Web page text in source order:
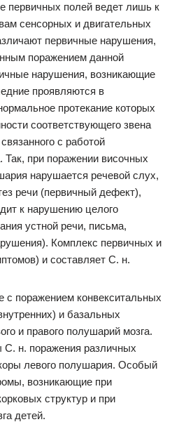
первичных полей ведет лишь к
сенсорных и двигательных
первичные нарушения,
поражением данной
нарушения, возникающие
проявляются в
протекание которых
соответствующего звена
с работой
Так, при поражении височных
нарушается речевой слух,
речи (первичный дефект),
к нарушению целого
устной речи, письма,
Комплекс первичных и
и составляет С. н.
с поражением конвекситальных
и базальных
и правого полушарий мозга.
н. поражения различных
левого полушария. Особый
возникающие при
структур и при
детей.